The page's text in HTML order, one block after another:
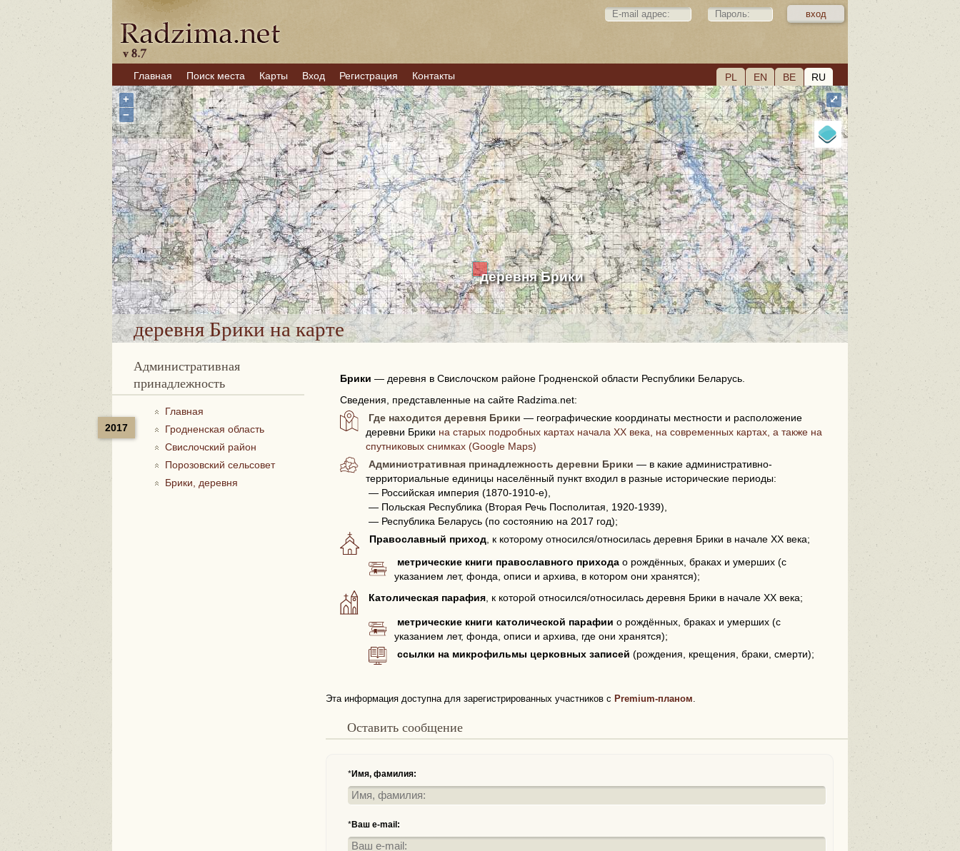
PL EN BE RU
Главная Поиск места Карты Вход Регистрация Контакты
деревня Брики
+
−
⤢
деревня Брикина карте
Административная
принадлежность
2017
Главная
Гродненская область
Свислочский район
Порозовский сельсовет
Брики, деревня
Брики — деревня в Свислочском районе Гродненской области Республики Беларусь.
Сведения, представленные на сайте Radzima.net:
Где находится деревня Брики — географические координаты местности и расположение
деревни Брики на старых подробных картах начала XX века, на современных картах, а также на
спутниковых снимках (Google Maps)
Административная принадлежность деревни Брики — в какие административно-
территориальные единицы населённый пункт входил в разные исторические периоды:
— Российская империя (1870-1910-е),
— Польская Республика (Вторая Речь Посполитая, 1920-1939),
— Республика Беларусь (по состоянию на 2017 год);
Православный приход , к которому относился/относилась деревня Брики в начале XX века;
метрические книги православного прихода о рождённых, браках и умерших (с
указанием лет, фонда, описи и архива, в котором они хранятся);
Католическая парафия, к которой относился/относилась деревня Брики в начале XX века;
метрические книги католической парафии о рождённых, браках и умерших (с
указанием лет, фонда, описи и архива, где они хранятся);
ссылки на микрофильмы церковных записей (рождения, крещения, браки, смерти);
Эта информация доступна для зарегистрированных участников с Premium-планом
Оставить сообщение
*Имя, фамилия:
*Ваш e-mail: